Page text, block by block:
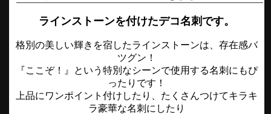
ラインストーンを付けたデコ名刺です。
格別の美しい輝きを宿したラインストーンは、存在感バ
ツグン！
『ここぞ！』という特別なシーンで使用する名刺にもぴ
ったりです！
上品にワンポイント付けしたり、たくさんつけてキラキ
ラ豪華な名刺にしたり